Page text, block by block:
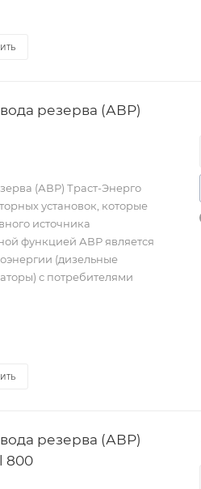
резерва (АВР)
(АВР) Траст-Энерго
установок, которые
источника
функцией АВР является
(дизельные
с потребителями
резерва (АВР)
800